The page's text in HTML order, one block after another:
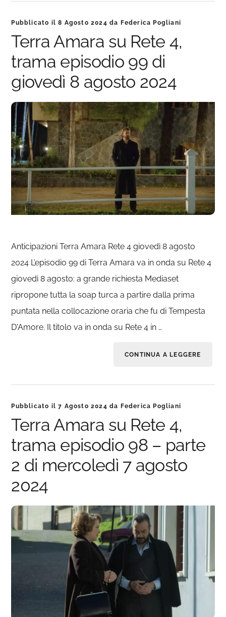
Pubblicato il8 Agosto 2024 da Federica Pogliani
Terra Amara su Rete 4,
trama episodio 99 di
giovedì 8 agosto 2024
Anticipazioni Terra Amara Rete 4 giovedì 8 agosto
2024 L’episodio 99 di Terra Amara va in onda su Rete 4
giovedì 8 agosto: a grande richiesta Mediaset
ripropone tutta la soap turca a partire dalla prima
puntata nella collocazione oraria che fu di Tempesta
D'Amore. Il titolo va in onda su Rete 4 in …
CONTINUA A LEGGERE
Pubblicato il7 Agosto 2024 da Federica Pogliani
Terra Amara su Rete 4,
trama episodio 98 – parte
2 di mercoledì 7 agosto
2024